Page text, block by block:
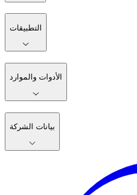
التطبيقات
الأدوات والموارد
بيانات الشركة